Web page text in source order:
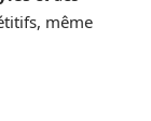
même